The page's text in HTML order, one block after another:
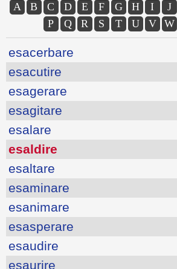
A B C D E F G H I J
P
Q R S T U V W
esacerbare
esacutire
esagerare
esagitare
esalare
esaldire
esaltare
esaminare
esanimare
esasperare
esaudire
esaurire